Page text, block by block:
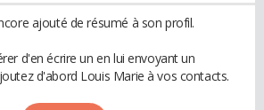
ajouté de résumé à son profil.
d'en écrire un en lui envoyant un
d'abord Louis Marie à vos contacts.